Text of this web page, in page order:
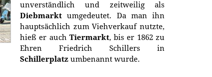
unverständlich und zeitweilig als
Diebmarkt umgedeutet. Da man ihn
hauptsächlich zum Viehverkauf nutzte,
hieß er auch Tiermarkt, bis er 1862 zu
Ehren Friedrich Schillers in
Schillerplatz umbenannt wurde.